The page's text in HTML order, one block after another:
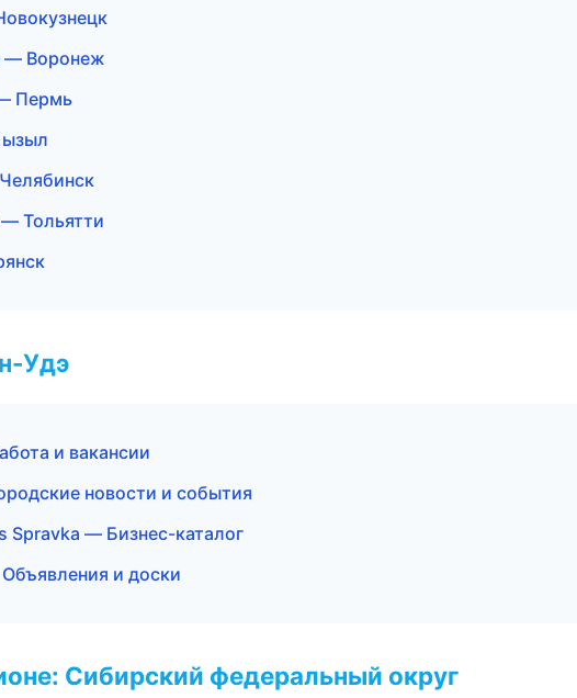
— Воронеж
Пермь
Тольятти
Удэ
и вакансии
новости и события
Spravka — Бизнес-каталог
и доски
Сибирский федеральный округ